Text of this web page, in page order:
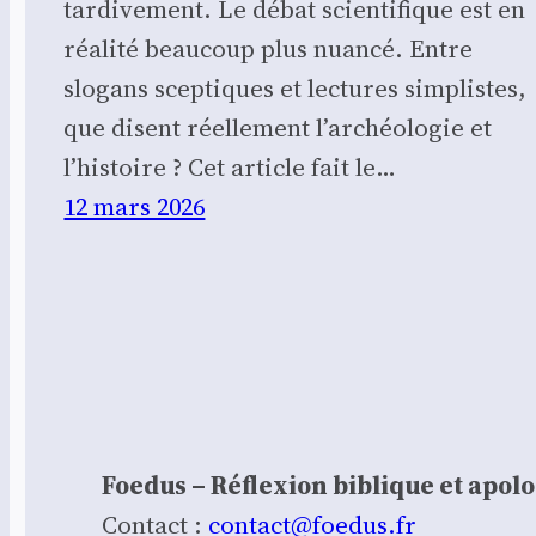
tardivement. Le débat scientifique est en
réalité beaucoup plus nuancé. Entre
slogans sceptiques et lectures simplistes,
que disent réellement l’archéologie et
l’histoire ? Cet article fait le…
12 mars 2026
Foedus – Réflexion biblique et
Contact : contact@foedus.fr